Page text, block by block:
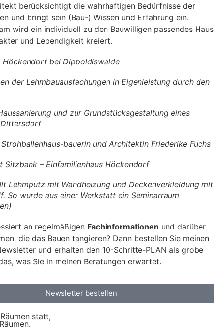
berücksichtigt die wahrhaftigen Bedürfnisse der
und bringt sein (Bau-) Wissen und Erfahrung ein.
wird ein individuell zu den Bauwilligen passendes Haus
und Lebendigkeit kreiert.
Höckendorf bei Dippoldiswalde
der Lehmbauausfachungen in Eigenleistung durch den
und zur Grundstücksgestaltung eines
Dittersdorf
bauerin und Architektin Friederike Fuchs
Sitzbank – Einfamilienhaus Höckendorf
Lehmputz mit Wandheizung und Deckenverkleidung mit
So wurde aus einer Werkstatt ein Seminarraum
an regelmäßigen Fachinformationen und darüber
die das Bauen tangieren? Dann bestellen Sie meinen
und erhalten den 10-Schritte-PLAN als grobe
was Sie in meinen Beratungen erwartet.
Newsletter bestellen
statt,